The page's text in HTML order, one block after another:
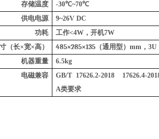
存储温度
-30℃~70℃
供电电源
9~26V DC
功耗
工作<4W ，开机7W
（长×宽×高） 485×285×135 （通用型） mm ， 3U
机器重量
6.5kg
电磁兼容
GB/T 17626.2-2018 17626.4-
A类要求